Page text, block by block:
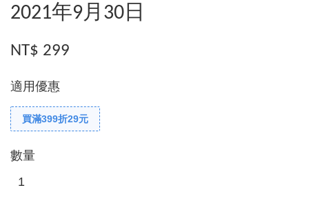
2021年9月30日
NT$ 299
適用優惠
買滿399折29元
數量